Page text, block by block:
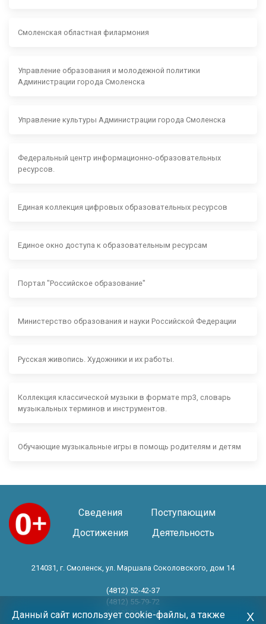
Смоленская областная филармония
Управление образования и молодежной политики
Администрации города Смоленска
Управление культуры Администрации города Смоленска
Федеральный центр информационно-образовательных
ресурсов.
Единая коллекция цифровых образовательных ресурсов
Единое окно доступа к образовательным ресурсам
Портал "Российское образование"
Министерство образования и науки Российской Федерации
Русская живопись. Художники и их работы.
Коллекция классической музыки в формате mp3, словарь
музыкальных терминов и инструментов.
Обучающие музыкальные игры в помощь родителям и детям
Сведения
Поступающим
Достижения
Деятельность
214031, г. Смоленск, ул. Маршала Соколовского, дом 14
(4812) 52-42-37
(4812) 55-79-72
(4812) 30-06-11
Данный сайт использует cookie-файлы, а также
Х